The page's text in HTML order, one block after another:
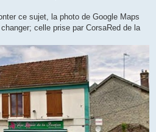
ce sujet, la photo de Google Maps
celle prise par CorsaRed de la